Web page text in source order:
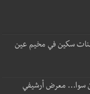
سكين في مخيم عين
سوا… معرض أرشيفي